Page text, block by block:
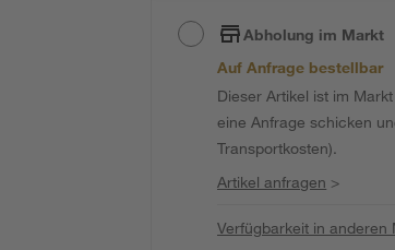
Abholung im Markt
Auf Anfrage bestellbar
Dieser Artikel ist im
eine Anfrage schicken
Transportkosten).
Artikel anfragen >
Verfügbarkeit in anderen